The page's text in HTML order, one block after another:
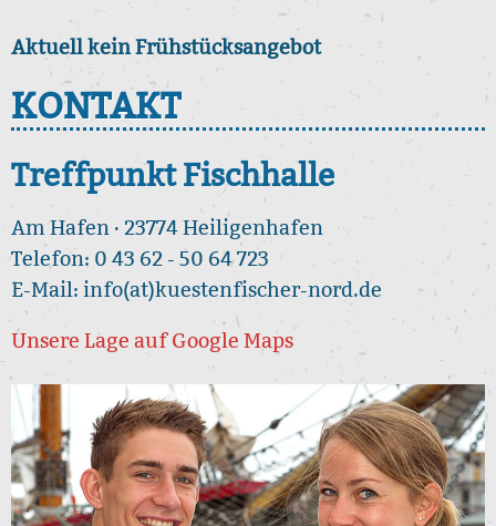
Aktuell kein Frühstücksangebot
KONTAKT
Treffpunkt Fischhalle
Am Hafen · 23774 Heiligenhafen
Telefon: 0 43 62 - 50 64 723
E-Mail: info(at)kuestenfischer-nord.de
Unsere Lage auf Google Maps